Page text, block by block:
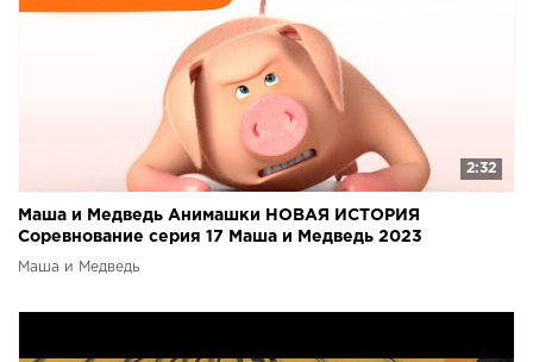
2:32
Маша и Медведь Анимашки НОВАЯ ИСТОРИЯ
Соревнование серия 17 Маша и Медведь 2023
Маша и Медведь